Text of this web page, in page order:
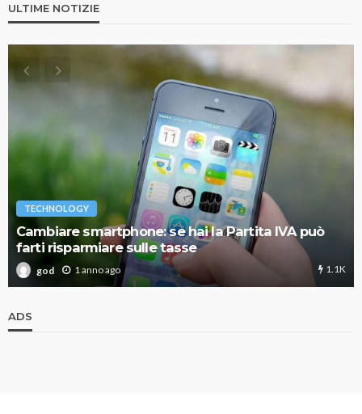
ULTIME NOTIZIE
TECHNOLOGY
Cambiare smartphone: se hai la Partita IVA può
farti risparmiare sulle tasse
god 1 anno ago 1.1K
ADS